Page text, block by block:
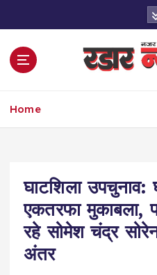
Home
घाटशिला उपचुनाव:
एकतरफा मुकाबला,
रहे सोमेश चंद्र
अंतर